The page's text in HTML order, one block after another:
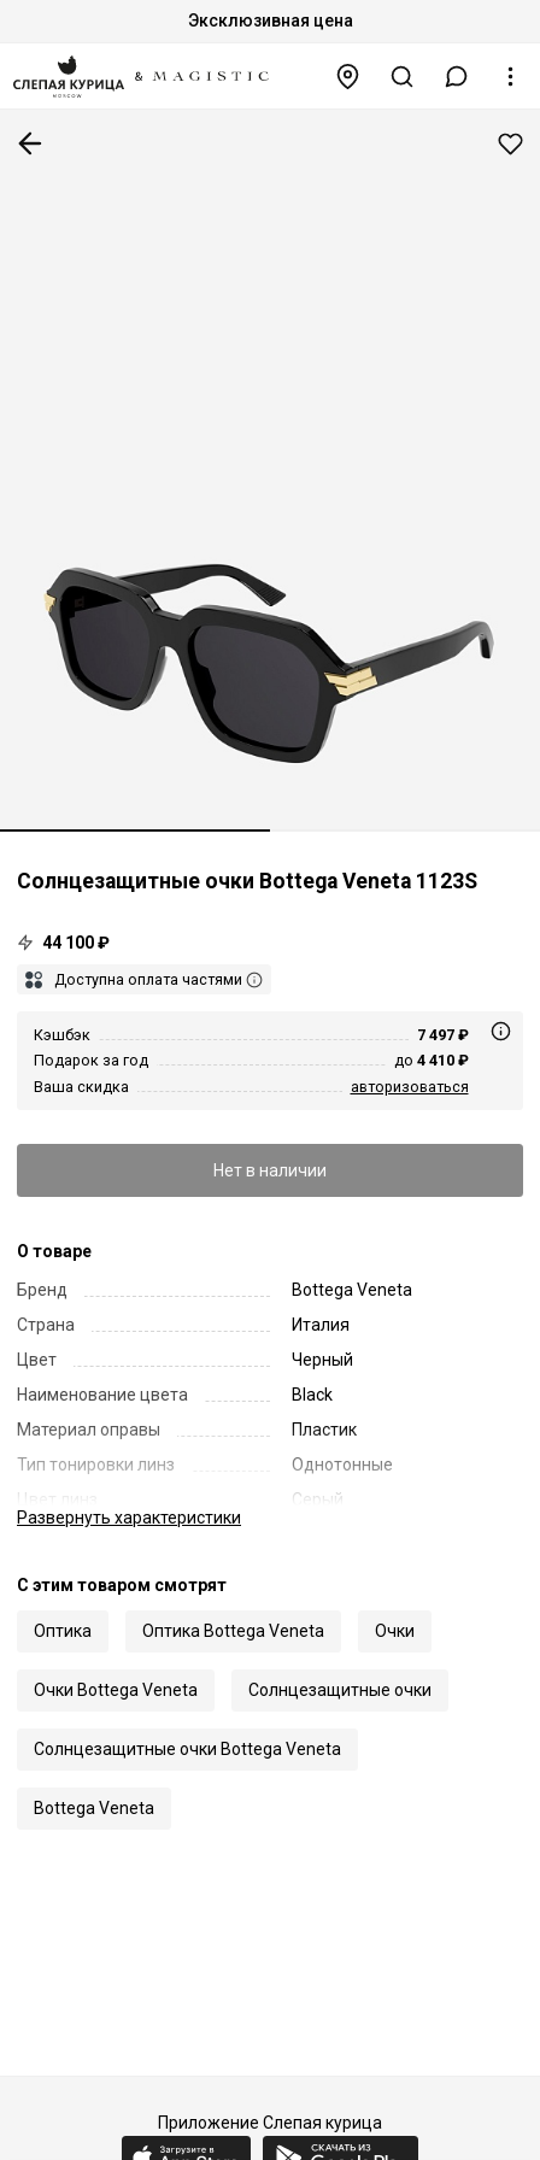
Эксклюзивная цена
Солнцезащитные очки Bottega Veneta 1123S
44 100 ₽
Доступна оплата частями
Кэшбэк
7 497 ₽
Подарок за год
до 4 410 ₽
Ваша скидка
авторизоваться
Нет в наличии
О товаре
Бренд
Bottega Veneta
Страна
Италия
Цвет
Черный
Наименование цвета
Black
Материал оправы
Пластик
Тип тонировки линз
Однотонные
Цвет линз
Серый
Длина заушника
140
Развернуть характеристики
С этим товаром смотрят
Оптика Оптика Bottega Veneta Очки
Очки Bottega Veneta Солнцезащитные очки
Солнцезащитные очки Bottega Veneta
Bottega Veneta
Приложение Слепая курица